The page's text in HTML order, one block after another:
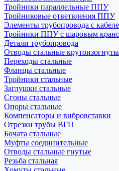
Тройники параллельные ППУ
Тройниковые ответвления ППУ
Элементы трубопровода с
Тройники ППУ с шаровым
Детали трубопровода
Отводы стальные
Переходы стальные
Фланцы стальные
Тройники стальные
Заглушки стальные
Сгоны стальные
Опоры стальные
Компенсаторы и вибровставки
Отрезки трубы ВГП
Бочата стальные
Муфты соединительные
Отводы стальные гнутые
Резьба стальная